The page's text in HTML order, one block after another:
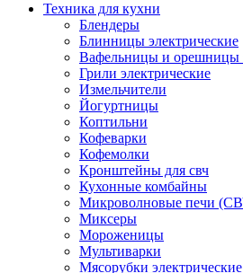
Техника для кухни
Блендеры
Блинницы электрические
Вафельницы и орешницы
Грили электрические
Измельчители
Йогуртницы
Коптильни
Кофеварки
Кофемолки
Кронштейны для свч
Кухонные комбайны
Микроволновые печи
Миксеры
Мороженицы
Мультиварки
Мясорубки электрические